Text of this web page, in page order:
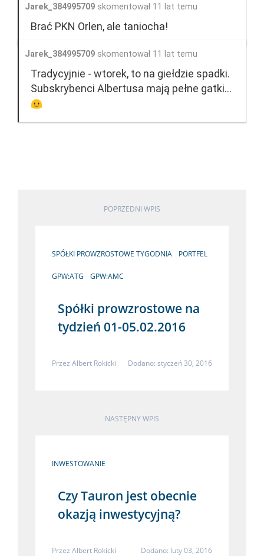
Jarek_384995709 skomentował 11 lat temu
Brać PKN Orlen, ale taniocha!
Jarek_384995709 skomentował 11 lat temu
Tradycyjnie - wtorek, to na giełdzie spadki.
Subskrybenci Albertusa mają pełne gatki...
POPRZEDNI WPIS
SPÓŁKI PROWZROSTOWE TYGODNIA PORTFEL
GPW:ATG GPW:AMC
Spółki prowzrostowe na
tydzień 01-05.02.2016
Przez Albert Rokicki Dodano: styczeń 30, 2016
NASTĘPNY WPIS
INWESTOWANIE
Czy Tauron jest obecnie
okazją inwestycyjną?
Przez Albert Rokicki Dodano: luty 03, 2016